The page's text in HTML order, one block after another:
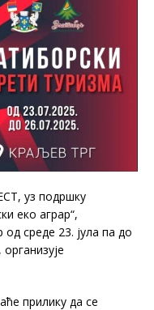
уз подршку
еко аграр“,
од среде 23. јула па до
прилику да се